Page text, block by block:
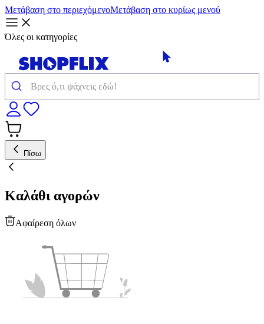
Μετάβαση στο περιεχόμενοΜετάβαση στο κυρίως μενού
Όλες οι κατηγορίες
Πίσω
Καλάθι αγορών
Αφαίρεση όλων